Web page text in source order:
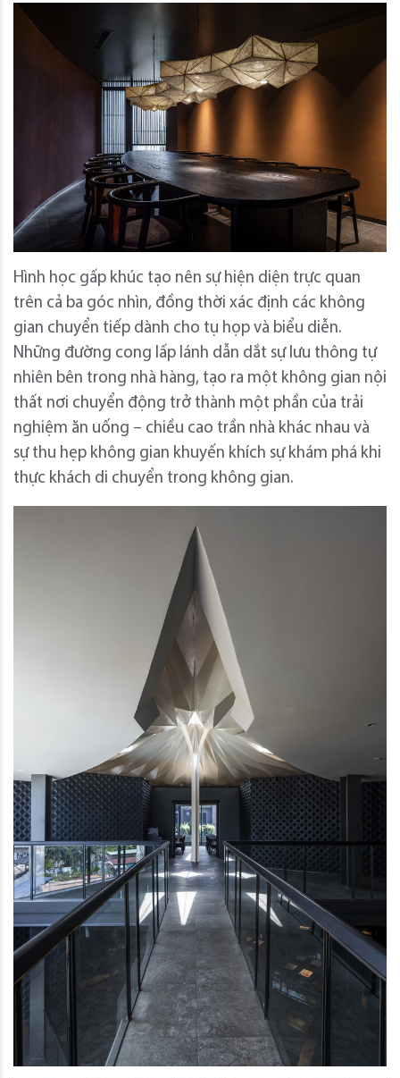
Hình học gấp khúc tạo nên sự hiện diện trực quan
trên cả ba góc nhìn, đồng thời xác định các không
gian chuyển tiếp dành cho tụ họp và biểu diễn.
Những đường cong lấp lánh dẫn dắt sự lưu thông tự
nhiên bên trong nhà hàng, tạo ra một không gian nội
thất nơi chuyển động trở thành một phần của trải
nghiệm ăn uống – chiều cao trần nhà khác nhau và
sự thu hẹp không gian khuyến khích sự khám phá khi
thực khách di chuyển trong không gian.